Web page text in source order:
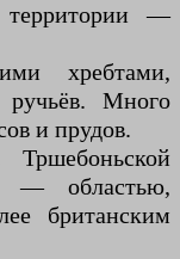
территории —
хребтами,
Много
и прудов.
— областью,
британским